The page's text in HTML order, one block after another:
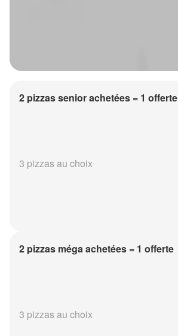
2 pizzas senior achetées = 1 offerte
3 pizzas au choix
2 pizzas méga achetées = 1 offerte
3 pizzas au choix